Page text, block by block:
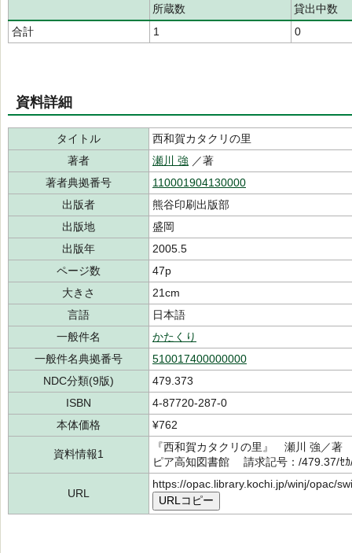
所蔵数
貸出中数
合計
1 0
資料詳細
タイトル
西和賀カタクリの里
著者
瀬川 強 ／著
著者典拠番号
110001904130000
出版者
熊谷印刷出版部
出版地
盛岡
出版年
2005.5
ページ数
47p
大きさ
21cm
言語
日本語
一般件名
かたくり
一般件名典拠番号
510017400000000
NDC分類(9版)
479.373
ISBN
4-87720-287-0
本体価格
¥762
資料情報1
『西和賀カタクリの里』 瀬川 強／
ピア高知図書館 請求記号：/479.37/
URL
https://opac.library.kochi.jp/winj/opac/
URLコピー